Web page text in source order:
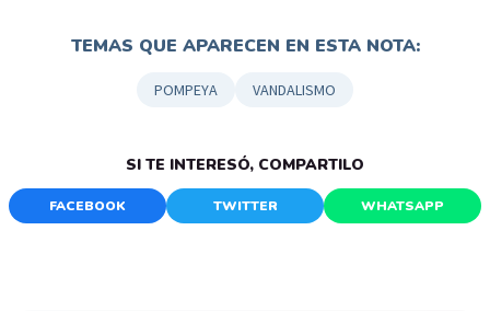
TEMAS QUE APARECEN EN ESTA NOTA:
POMPEYA VANDALISMO
SI TE INTERESÓ, COMPARTILO
FACEBOOK TWITTER WHATSAPP